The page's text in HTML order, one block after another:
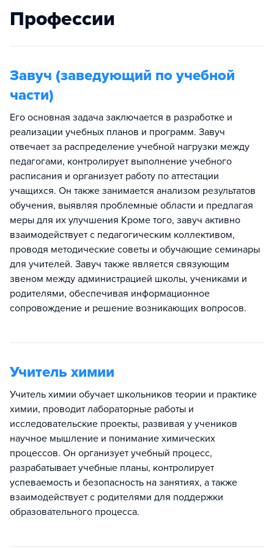
Профессии
Завуч (заведующий по учебной
части)
Его основная задача заключается в разработке и
реализации учебных планов и программ. Завуч
отвечает за распределение учебной нагрузки между
педагогами, контролирует выполнение учебного
расписания и организует работу по аттестации
учащихся. Он также занимается анализом результатов
обучения, выявляя проблемные области и предлагая
меры для их улучшения Кроме того, завуч активно
взаимодействует с педагогическим коллективом,
проводя методические советы и обучающие семинары
для учителей. Завуч также является связующим
звеном между администрацией школы, учениками и
родителями, обеспечивая информационное
сопровождение и решение возникающих вопросов.
Учитель химии
Учитель химии обучает школьников теории и практике
химии, проводит лабораторные работы и
исследовательские проекты, развивая у учеников
научное мышление и понимание химических
процессов. Он организует учебный процесс,
разрабатывает учебные планы, контролирует
успеваемость и безопасность на занятиях, а также
взаимодействует с родителями для поддержки
образовательного процесса.